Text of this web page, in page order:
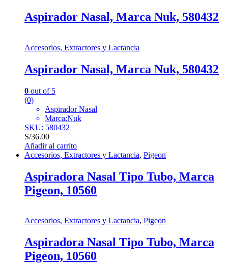
Aspirador Nasal, Marca Nuk, 580432
Accesorios, Extractores y Lactancia
Aspirador Nasal, Marca Nuk, 580432
0 out of 5
(0)
Aspirador Nasal
Marca:Nuk
SKU: 580432
S/36.00
Añadir al carrito
Accesorios, Extractores y Lactancia, Pigeon
Aspiradora Nasal Tipo Tubo, Marca
Pigeon, 10560
Accesorios, Extractores y Lactancia, Pigeon
Aspiradora Nasal Tipo Tubo, Marca
Pigeon, 10560